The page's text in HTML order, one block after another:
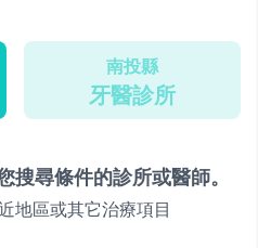
南投縣
牙醫診所
搜尋條件的診所或醫師。
地區或其它治療項目